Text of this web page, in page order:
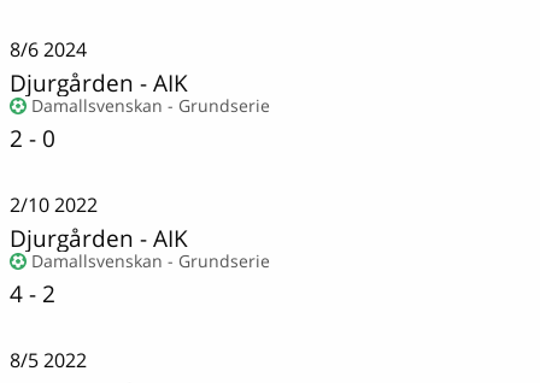
8/62024
Djurgården -AIK
Damallsvenskan - Grundserie
2 - 0
2/102022
Djurgården -AIK
Damallsvenskan - Grundserie
4 - 2
8/52022